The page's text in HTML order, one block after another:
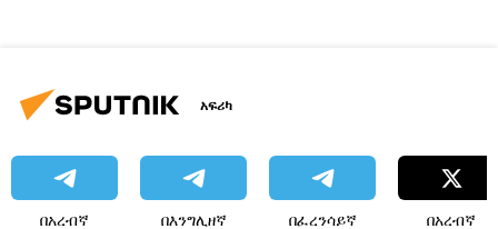
አፍሪካ
በአረብኛ በእንግሊዘኛ በፈረንሳይኛ በአረብኛ